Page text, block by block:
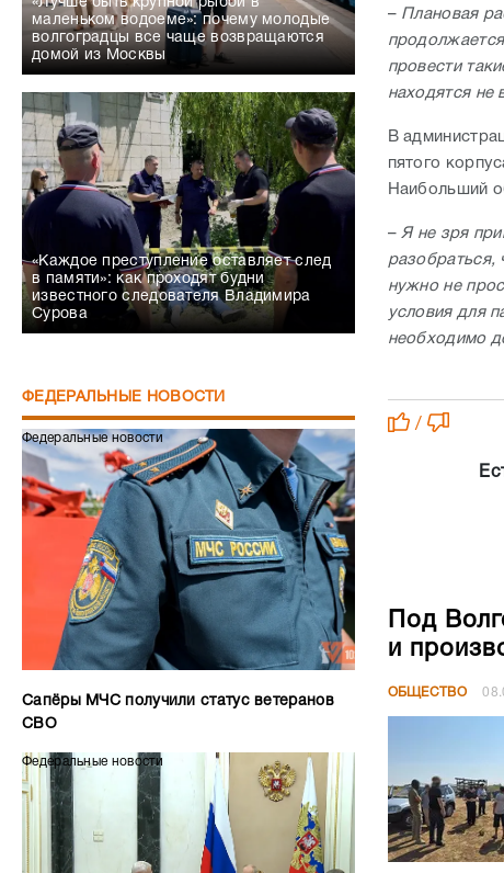
маленьком водоеме»: почему молодые
волгоградцы все чаще возвращаются
домой из Москвы
«Каждое преступление оставляет след
в памяти»: как проходят будни
известного следователя Владимира
Сурова
ФЕДЕРАЛЬНЫЕ НОВОСТИ
Федеральные новости
Сапёры МЧС получили статус ветеранов
СВО
Федеральные новости
– Плановая
провести
находятся не
В
пятого
Наибольший
–Я не зря
разобраться,
нужно не
условия для
необходимо
/
Под
и
ОБЩЕСТВО